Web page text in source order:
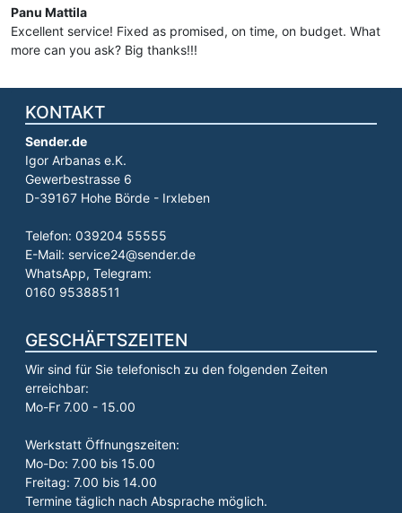
Panu Mattila
Excellent service! Fixed as promised, on time, on budget. What
more can you ask? Big thanks!!!
KONTAKT
Sender.de
Igor Arbanas e.K.
Gewerbestrasse 6
D-39167 Hohe Börde - Irxleben
Telefon: 039204 55555
E-Mail: service24@sender.de
WhatsApp, Telegram:
0160 95388511
GESCHÄFTSZEITEN
Wir sind für Sie telefonisch zu den folgenden Zeiten
erreichbar:
Mo-Fr 7.00 - 15.00
Werkstatt Öffnungszeiten:
Mo-Do: 7.00 bis 15.00
Freitag: 7.00 bis 14.00
Termine täglich nach Absprache möglich.